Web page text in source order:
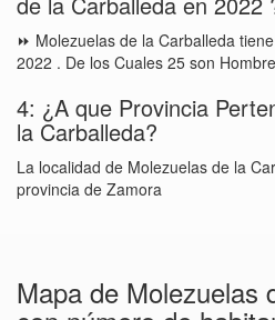
⏩ Molezuelas de la Carballeda
2022 . De los Cuales 25 son
4: ¿A que Provincia
la Carballeda?
La localidad de Molezuelas de la
provincia de Zamora
Mapa de Molezuelas